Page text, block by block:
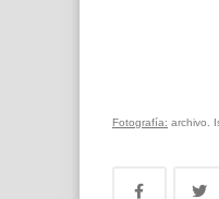
Fotografía: archivo.